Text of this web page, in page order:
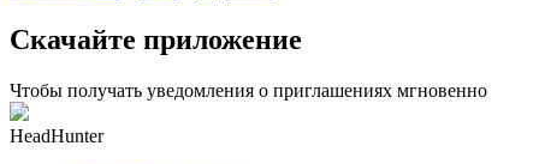
Скачайте приложение
Чтобы получать уведомления о приглашениях мгновенно
HeadHunter